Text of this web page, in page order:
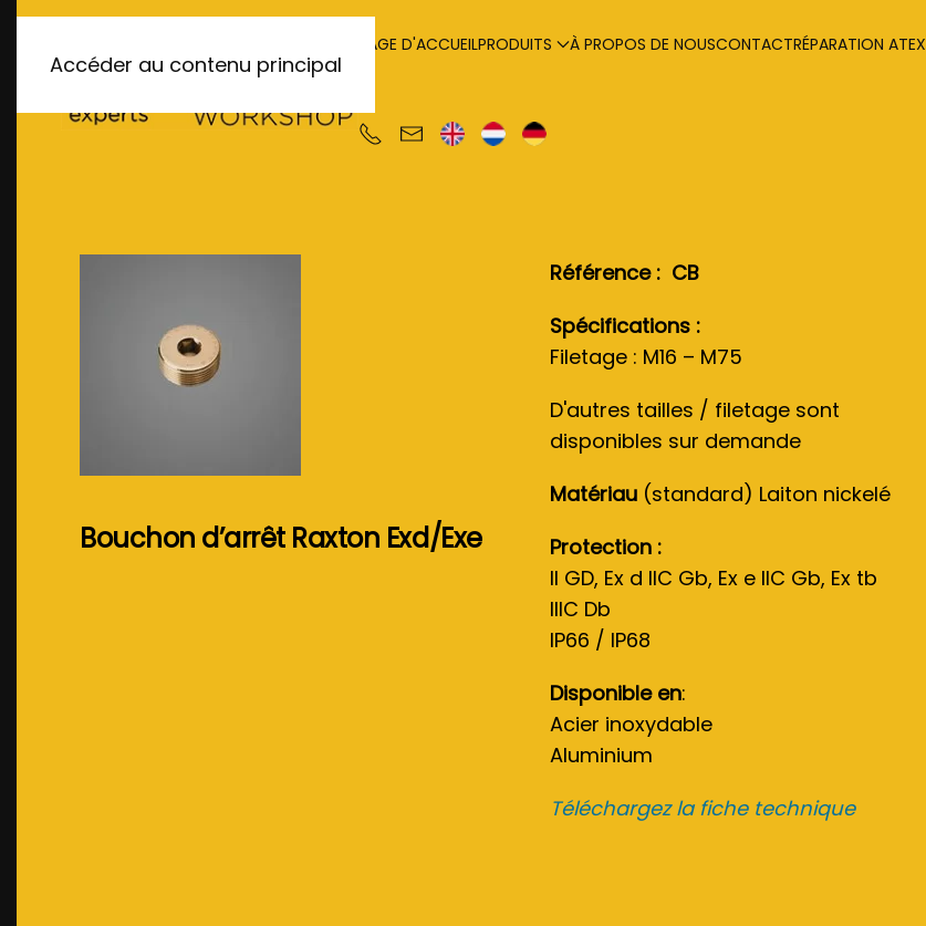
Accéder au contenu principal
PAGE D'ACCUEILPRODUITS À PROPOS DE NOUSCONTACTRÉPARATION ATEX
Bouchon d’arrêt Raxton Exd/Exe
Référence : CB
Spécifications :
Filetage : M16 – M75
D'autres tailles / filetage sont
disponibles sur demande
Matériau (standard) Laiton nickelé
Protection :
II GD, Ex d IIC Gb, Ex e IIC Gb, Ex tb
IIIC Db
IP66 / IP68
Disponible en:
Acier inoxydable
Aluminium
Téléchargez la fiche technique